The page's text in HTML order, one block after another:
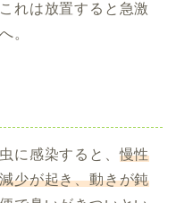
れは放置すると急激
。
に感染すると、慢性
少が起き、動きが鈍